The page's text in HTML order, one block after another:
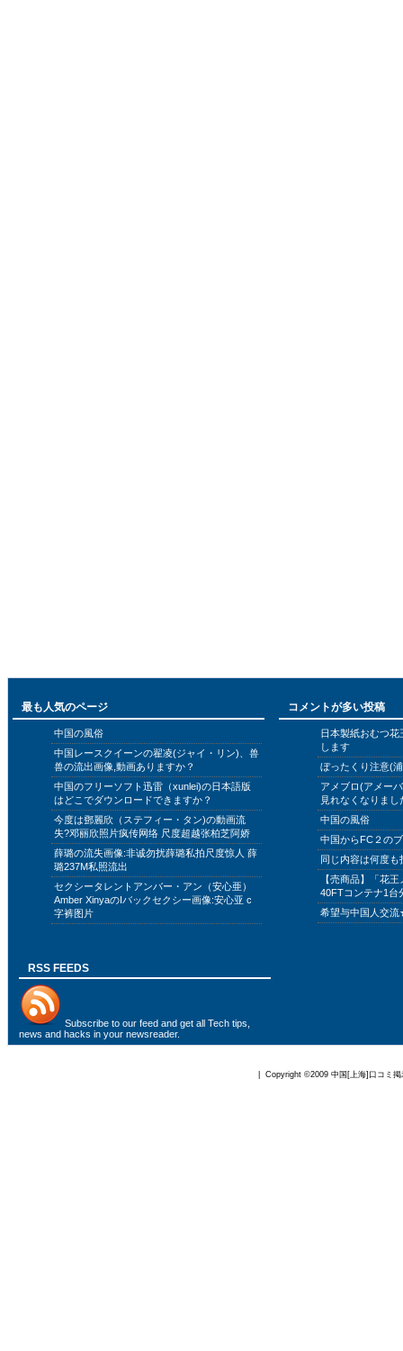
最も人気のページ
中国の風俗
中国レースクイーンの翟凌(ジャイ・リン)、兽
兽の流出画像,動画ありますか？
中国のフリーソフト迅雷（xunlei)の日本語版
はどこでダウンロードできますか？
今度は鄧麗欣（ステフィー・タン)の動画流
失?邓丽欣照片疯传网络 尺度超越张柏芝阿娇
薛璐の流失画像:非诚勿扰薛璐私拍尺度惊人 薛
璐237M私照流出
セクシータレントアンバー・アン（安心亜）
Amber XinyaのIバックセクシー画像:安心亚 c
字裤图片
コメントが多い投稿
日本製紙おむつ
します
ぼったくり注意(
アメブロ(アメー
見れなくなりまし
中国の風俗
中国からFC２の
同じ内容は何度
【売商品】「花
40FTコンテナ1台
希望与中国人交
RSS FEEDS
Subscribe to our feed and get all Tech tips,
news and hacks in your newsreader.
| Copyright ©2009 中国[上海]口コミ掲